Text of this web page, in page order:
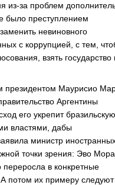
из-за проблем
было преступлением
невиновного
с коррупцией, с тем,
взять государство
президентом Маурисио
Аргентины
его укрепит бразильскую
властями, дабы
министр
точки зрения: Эво
в конкретные
потом их примеру следуют